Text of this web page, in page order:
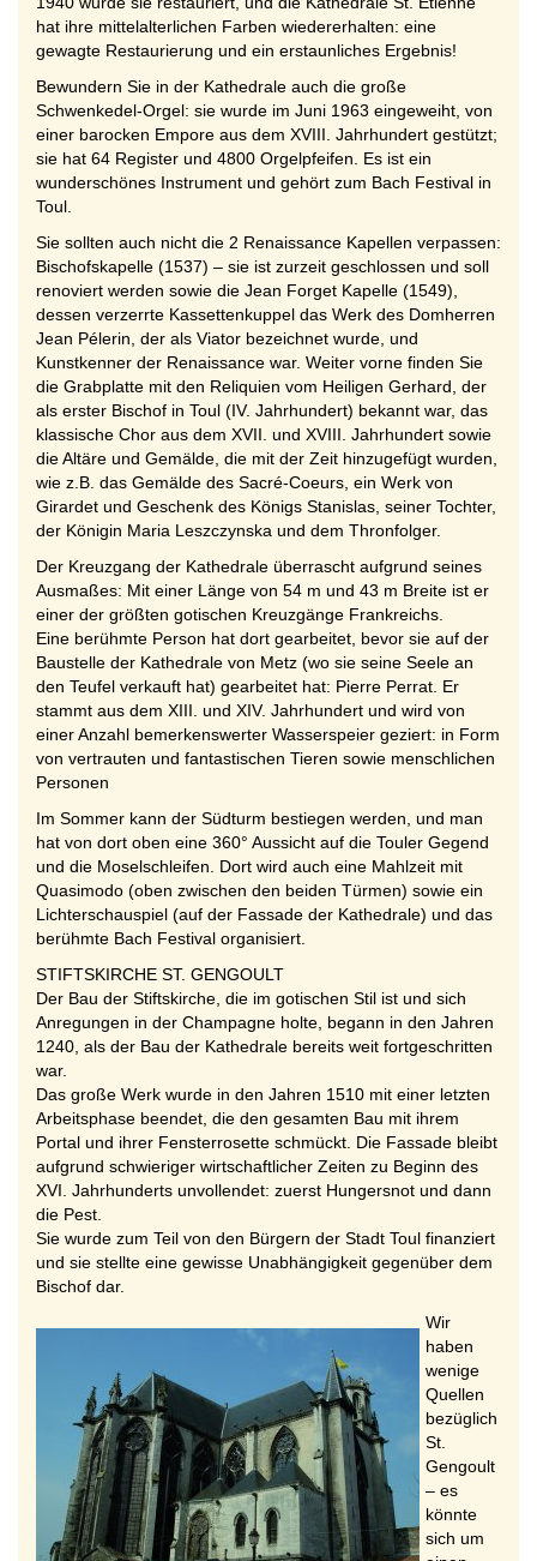
hat ihre mittelalterlichen Farben wiedererhalten: eine
gewagte Restaurierung und ein erstaunliches Ergebnis!
Bewundern Sie in der Kathedrale auch die große
Schwenkedel-Orgel: sie wurde im Juni 1963 eingeweiht, von
einer barocken Empore aus dem XVIII. Jahrhundert gestützt;
sie hat 64 Register und 4800 Orgelpfeifen. Es ist ein
wunderschönes Instrument und gehört zum Bach Festival in
Toul.
Sie sollten auch nicht die 2 Renaissance Kapellen verpassen:
Bischofskapelle (1537) – sie ist zurzeit geschlossen und soll
renoviert werden sowie die Jean Forget Kapelle (1549),
dessen verzerrte Kassettenkuppel das Werk des Domherren
Jean Pélerin, der als Viator bezeichnet wurde, und
Kunstkenner der Renaissance war. Weiter vorne finden Sie
die Grabplatte mit den Reliquien vom Heiligen Gerhard, der
als erster Bischof in Toul (IV. Jahrhundert) bekannt war, das
klassische Chor aus dem XVII. und XVIII. Jahrhundert sowie
die Altäre und Gemälde, die mit der Zeit hinzugefügt wurden,
wie z.B. das Gemälde des Sacré-Coeurs, ein Werk von
Girardet und Geschenk des Königs Stanislas, seiner Tochter,
der Königin Maria Leszczynska und dem Thronfolger.
Der Kreuzgang der Kathedrale überrascht aufgrund seines
Ausmaßes: Mit einer Länge von 54 m und 43 m Breite ist er
einer der größten gotischen Kreuzgänge Frankreichs.
Eine berühmte Person hat dort gearbeitet, bevor sie auf der
Baustelle der Kathedrale von Metz (wo sie seine Seele an
den Teufel verkauft hat) gearbeitet hat: Pierre Perrat. Er
stammt aus dem XIII. und XIV. Jahrhundert und wird von
einer Anzahl bemerkenswerter Wasserspeier geziert: in Form
von vertrauten und fantastischen Tieren sowie menschlichen
Personen
Im Sommer kann der Südturm bestiegen werden, und man
hat von dort oben eine 360° Aussicht auf die Touler Gegend
und die Moselschleifen. Dort wird auch eine Mahlzeit mit
Quasimodo (oben zwischen den beiden Türmen) sowie ein
Lichterschauspiel (auf der Fassade der Kathedrale) und das
berühmte Bach Festival organisiert.
STIFTSKIRCHE ST. GENGOULT
Der Bau der Stiftskirche, die im gotischen Stil ist und sich
Anregungen in der Champagne holte, begann in den Jahren
1240, als der Bau der Kathedrale bereits weit fortgeschritten
war.
Das große Werk wurde in den Jahren 1510 mit einer letzten
Arbeitsphase beendet, die den gesamten Bau mit ihrem
Portal und ihrer Fensterrosette schmückt. Die Fassade bleibt
aufgrund schwieriger wirtschaftlicher Zeiten zu Beginn des
XVI. Jahrhunderts unvollendet: zuerst Hungersnot und dann
die Pest.
Sie wurde zum Teil von den Bürgern der Stadt Toul finanziert
und sie stellte eine gewisse Unabhängigkeit gegenüber dem
Bischof dar.
Wir
haben
wenige
Quellen
bezüglich
St.
Gengoult
– es
könnte
sich um